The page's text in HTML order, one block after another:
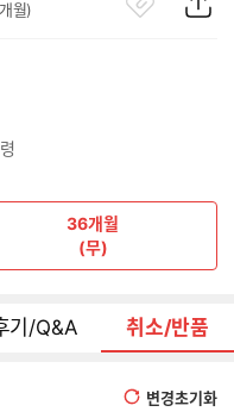
월)
36개월
(무)
기/Q&A 취소/반품
변경초기화